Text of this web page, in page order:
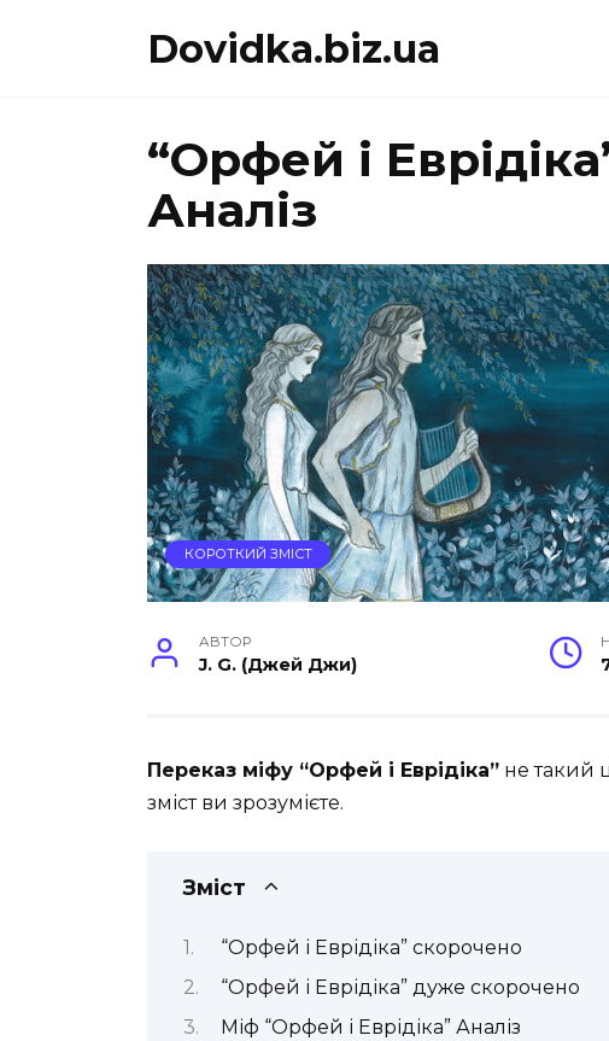
Dovidka.biz.ua
“Орфей і
Аналіз
КОРОТКИЙ ЗМІСТ
АВТОР
J. G. (Джей Джи)
Переказ міфу “Орфей і Еврідіка” не такий
зміст ви зрозумієте.
Зміст
“Орфей і Еврідіка” скорочено
“Орфей і Еврідіка” дуже скорочено
Міф “Орфей і Еврідіка” Аналіз